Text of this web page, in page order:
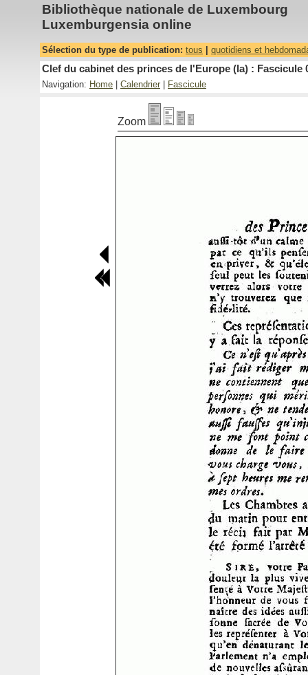
Bibliothèque nationale de Luxembourg
Luxemburgensia online
Sélection du type de publication: tous quotidiens et
Clef du cabinet des princes de l'Europe (la) : Fascicule
Navigation: Home Calendrier Fascicule
Zoom